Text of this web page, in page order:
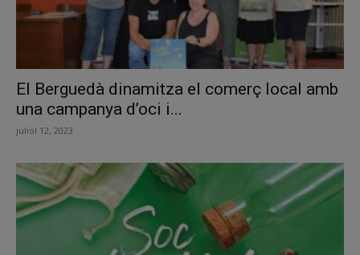
El Berguedà dinamitza el comerç local amb
una campanya d’oci i...
juliol 12, 2023